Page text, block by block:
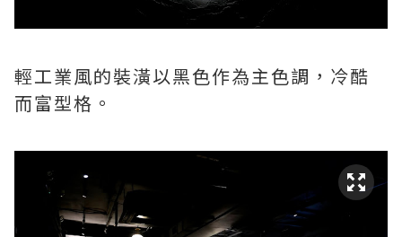
輕工業風的裝潢以黑色作為主色調，冷酷
而富型格。